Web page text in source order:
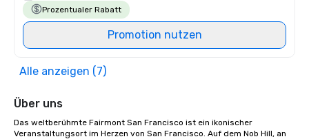
Prozentualer Rabatt
Promotion nutzen
Alle anzeigen (7)
Über uns
Das weltberühmte Fairmont San Francisco ist ein ikonischer
Veranstaltungsort im Herzen von San Francisco. Auf dem Nob Hill, an